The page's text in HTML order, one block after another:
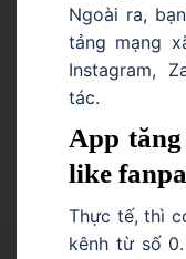
Ngoài ra,
tảng mạng
Instagram,
tác.
App
like
Thực tế, thì
kênh từ số